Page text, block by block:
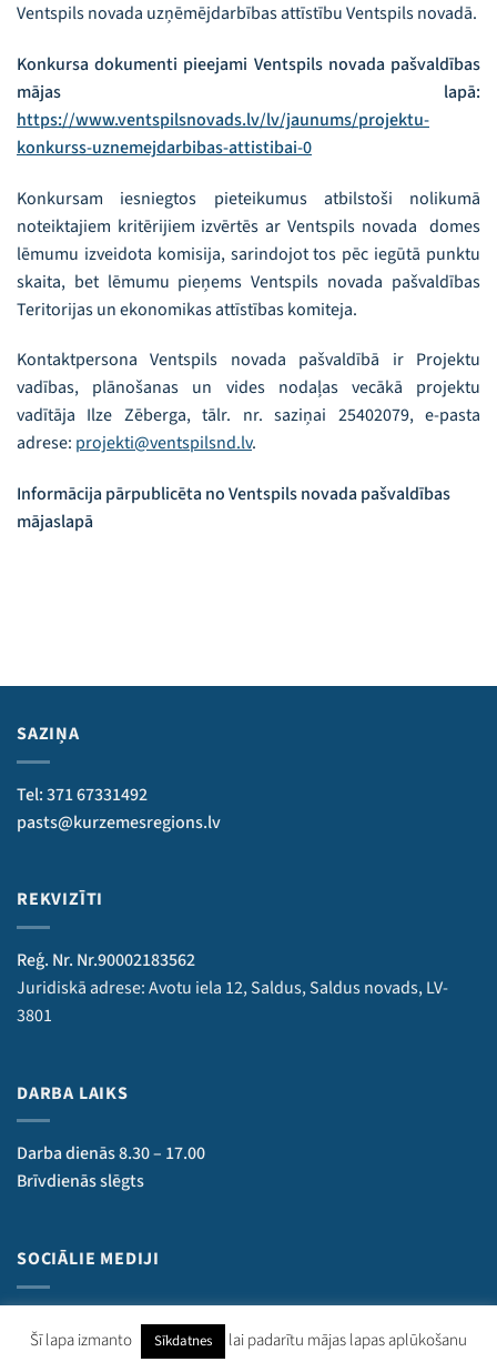
Ventspils novada uzņēmējdarbības attīstību Ventspils novadā.
Konkursa dokumenti pieejami Ventspils novada pašvaldības
mājas lapā:
https://www.ventspilsnovads.lv/lv/jaunums/projektu-
konkurss-uznemejdarbibas-attistibai-0
Konkursam iesniegtos pieteikumus atbilstoši nolikumā
noteiktajiem kritērijiem izvērtēs ar Ventspils novada domes
lēmumu izveidota komisija, sarindojot tos pēc iegūtā punktu
skaita, bet lēmumu pieņems Ventspils novada pašvaldības
Teritorijas un ekonomikas attīstības komiteja.
Kontaktpersona Ventspils novada pašvaldībā ir Projektu
vadības, plānošanas un vides nodaļas vecākā projektu
vadītāja Ilze Zēberga, tālr. nr. saziņai 25402079, e-pasta
adrese: projekti@ventspilsnd.lv.
Informācija pārpublicēta no Ventspils novada pašvaldības
mājaslapā
SAZIŅA
Tel: 371 67331492
pasts@kurzemesregions.lv
REKVIZĪTI
Reģ. Nr. Nr.90002183562
Juridiskā adrese: Avotu iela 12, Saldus, Saldus novads, LV-
3801
DARBA LAIKS
Darba dienās 8.30 – 17.00
Brīvdienās slēgts
SOCIĀLIE MEDIJI
Šī lapa izmanto Sīkdatnes
lai padarītu mājas lapas aplūkošanu